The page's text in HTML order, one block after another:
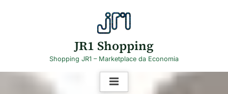
JR1 Shopping
Shopping JR1 – Marketplace da Economia